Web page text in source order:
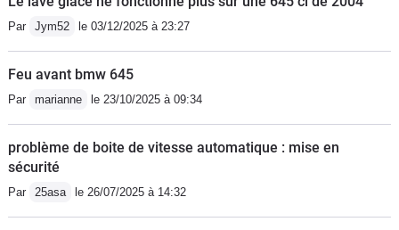
Par Jym52 le 03/12/2025 à 23:27
Feu avant bmw 645
Par marianne le 23/10/2025 à 09:34
problème de boite de vitesse automatique : mise en
sécurité
Par 25asa le 26/07/2025 à 14:32